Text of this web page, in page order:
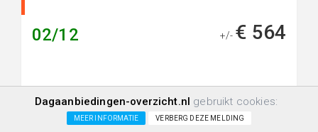
02/12 +/- € 564
Dagaanbiedingen-overzicht.nl gebruikt cookies:
MEER INFORMATIE VERBERG DEZE MELDING